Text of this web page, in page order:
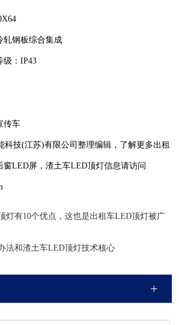
轧钢板综合集成
级：IP43
传车
科技(江苏)有限公司整理编辑，了解更多出租
LED屏，渣土车LED顶灯信息请访问
灯有10个优点，这也是出租车LED​顶灯被广
法和渣土车LED顶灯技术核心